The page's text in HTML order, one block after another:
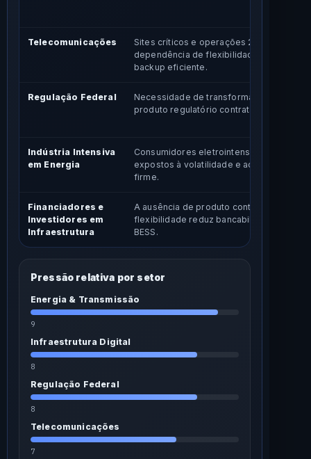
Telecomunicações
Sites críticos e operações 24/7
dependência de flexibilidade energética
backup eficiente.
Regulação Federal
Necessidade de transformar
produto regulatório contratável e
Indústria Intensiva
em Energia
Consumidores eletrointensivos ficam
expostos à volatilidade e ao custo de
firme.
Financiadores e
Investidores em
Infraestrutura
A ausência de produto contratável de
flexibilidade reduz bancabilidade de
BESS.
Pressão relativa por setor
Energia & Transmissão
9
Infraestrutura Digital
8
Regulação Federal
8
Telecomunicações
7